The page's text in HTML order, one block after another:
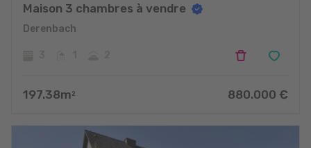
Maison 3 chambres à vendre
Derenbach
197.38m 2 880.000 €